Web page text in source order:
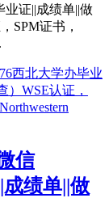
业证||成绩单||做
SPM证书，
信
成绩单||做